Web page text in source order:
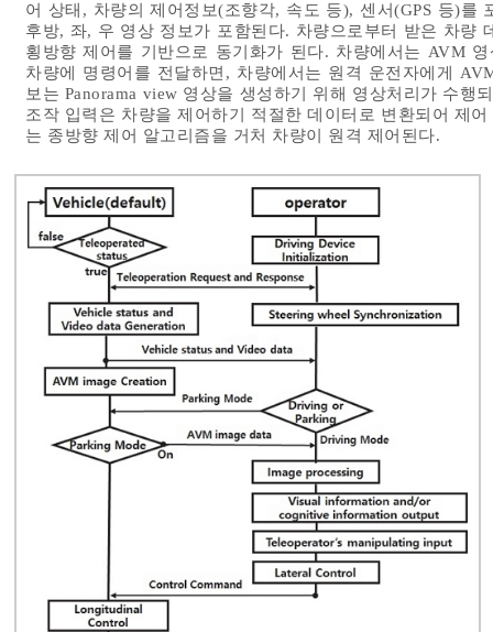
어 상태, 차량의 제어정보(조향각, 속도 등), 센서(GPS 등)를
후방, 좌, 우 영상 정보가 포함된다. 차량으로부터 받은 차량
횡방향 제어를 기반으로 동기화가 된다. 차량에서는 AVM
차량에 명령어를 전달하면, 차량에서는 원격 운전자에게
보는 Panorama view 영상을 생성하기 위해 영상처리가 수
조작 입력은 차량을 제어하기 적절한 데이터로 변환되어 제
는 종방향 제어 알고리즘을 거처 차량이 원격 제어된다.